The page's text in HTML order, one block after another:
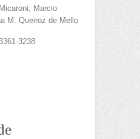
Marcio
M. Queiroz de Mello
3238